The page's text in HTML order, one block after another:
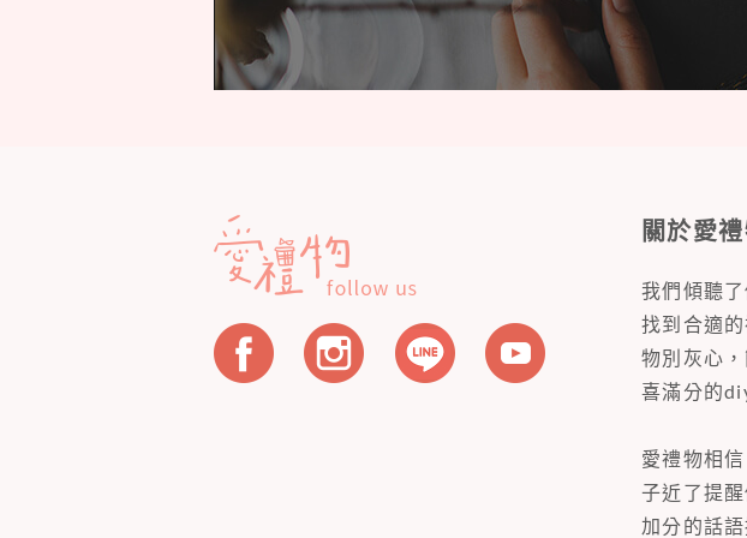
關於愛
我們傾聽
找到合適
物別灰心
喜滿分的
愛禮物相
子近了提
加分的話